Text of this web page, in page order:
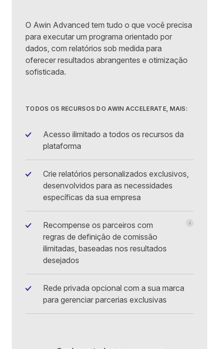
O Awin Advanced tem tudo o que você precisa
para executar um programa orientado por
dados, com relatórios sob medida para
oferecer resultados abrangentes e otimização
sofisticada.
TODOS OS RECURSOS DO AWIN ACCELERATE, MAIS:
Acesso ilimitado a todos os recursos da
plataforma
Crie relatórios personalizados exclusivos,
desenvolvidos para as necessidades
específicas da sua empresa
Recompense os parceiros com
regras de definição de comissão
ilimitadas, baseadas nos resultados
desejados
i
Cliques no
Rede privada opcional com a sua marca
para gerenciar parcerias exclusivas